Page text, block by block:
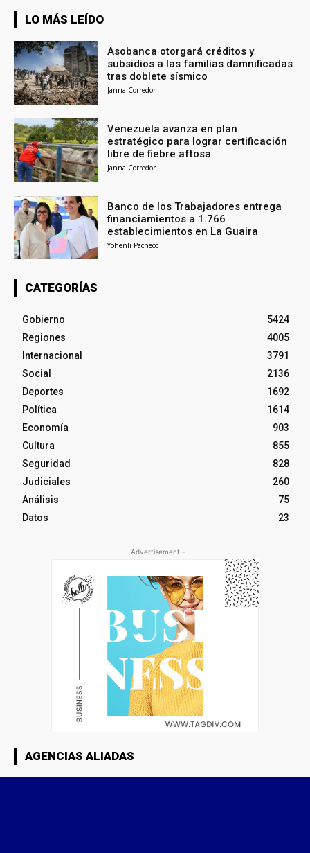
LO MÁS LEÍDO
Asobanca otorgará créditos y
subsidios a las familias damnificadas
tras doblete sísmico
Janna Corredor
Venezuela avanza en plan
estratégico para lograr certificación
libre de fiebre aftosa
Janna Corredor
Banco de los Trabajadores entrega
financiamientos a 1.766
establecimientos en La Guaira
Yohenli Pacheco
CATEGORÍAS
Gobierno
5424
Regiones
4005
Internacional
3791
Social
2136
Deportes
1692
Política
1614
Economía
903
Cultura
855
Seguridad
828
Judiciales
260
Análisis
75
Datos
23
- Advertisement -
AGENCIAS ALIADAS